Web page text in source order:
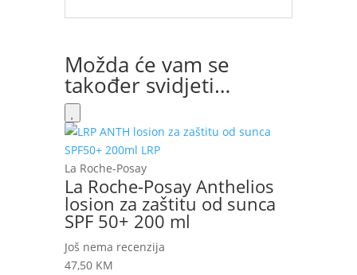
Možda će vam se
također svidjeti…
La Roche-Posay
La Roche-Posay Anthelios
losion za zaštitu od sunca
SPF 50+ 200 ml
Još nema recenzija
47,50 KM